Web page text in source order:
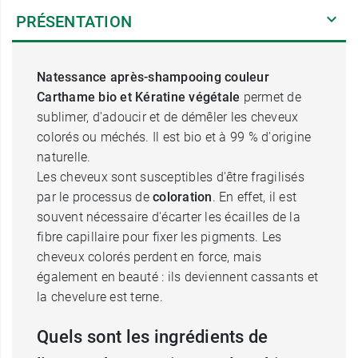
PRÉSENTATION
Natessance après-shampooing couleur
Carthame bio et Kératine végétale permet de
sublimer, d'adoucir et de démêler les cheveux
colorés ou méchés. Il est bio et à 99 % d'origine
naturelle.
Les cheveux sont susceptibles d'être fragilisés
par le processus de coloration. En effet, il est
souvent nécessaire d'écarter les écailles de la
fibre capillaire pour fixer les pigments. Les
cheveux colorés perdent en force, mais
également en beauté : ils deviennent cassants et
la chevelure est terne.
Quels sont les ingrédients de